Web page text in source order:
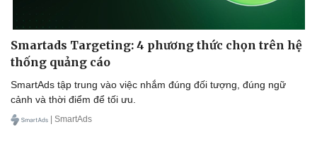
Smartads Targeting: 4 phương thức chọn trên hệ
thống quảng cáo
SmartAds tập trung vào việc nhắm đúng đối tượng, đúng ngữ
cảnh và thời điểm để tối ưu.
| SmartAds